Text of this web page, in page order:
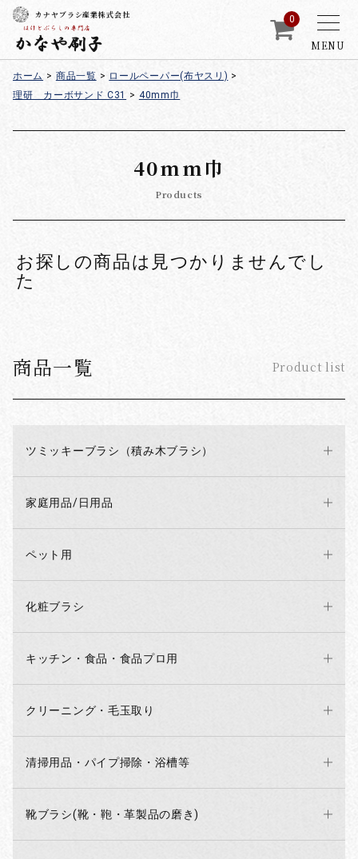
MENU
カナヤブラシ産業株式会社 0
ホーム > 商品一覧 > ロールペーパー(布ヤスリ) >
理研 カーボサンド C31
> 40mm巾
商品一覧 Product list
ツミッキーブラシ（積み木ブラシ）
家庭用品/日用品
ペット用
化粧ブラシ
キッチン・食品・食品プロ用
クリーニング・毛玉取り
清掃用品・パイプ掃除・浴槽等
靴ブラシ(靴・鞄・革製品の磨き)
40mm巾
Products
お探しの商品は見つかりませんでし
た